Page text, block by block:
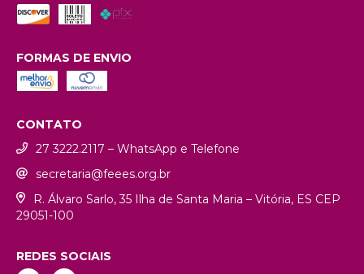
FORMAS DE ENVIO
CONTATO
27 3222.2117 – WhatsApp e Telefone
secretaria@feees.org.br
R. Álvaro Sarlo, 35 Ilha de Santa Maria – Vitória, ES CEP
29051-100
REDES SOCIAIS